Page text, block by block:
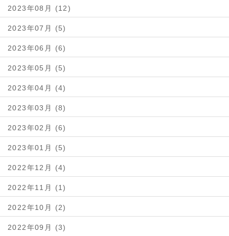
2023年08月 (12)
2023年07月 (5)
2023年06月 (6)
2023年05月 (5)
2023年04月 (4)
2023年03月 (8)
2023年02月 (6)
2023年01月 (5)
2022年12月 (4)
2022年11月 (1)
2022年10月 (2)
2022年09月 (3)